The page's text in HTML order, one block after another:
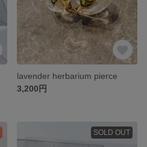
lavender herbarium pierce
3,200円
SOLD OUT